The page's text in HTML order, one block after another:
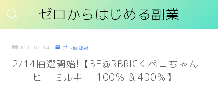
ゼロからはじめる副業
2022.02.14 プレ値速報！
2/14抽選開始!【BE@RBRICK ペコちゃん
コーヒーミルキー 100％ & 400％】